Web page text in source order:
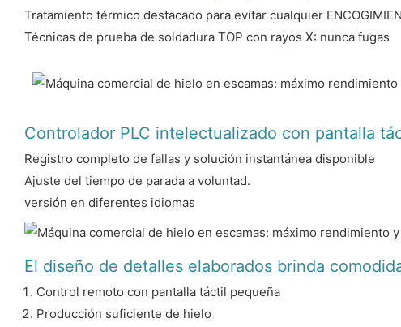
Tratamiento térmico destacado para evitar cualquier
Técnicas de prueba de soldadura TOP con rayos X: nunca fugas
Controlador PLC intelectualizado con pantalla
Registro completo de fallas y solución instantánea disponible
Ajuste del tiempo de parada a voluntad.
versión en diferentes idiomas
El diseño de detalles elaborados brinda
Control remoto con pantalla táctil pequeña
Producción suficiente de hielo